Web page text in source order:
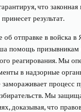
что
результат.
отправке в войска в
помощь призывникам
реагирования. Мы
в надзорные
процесс
Мы
доказывая, что